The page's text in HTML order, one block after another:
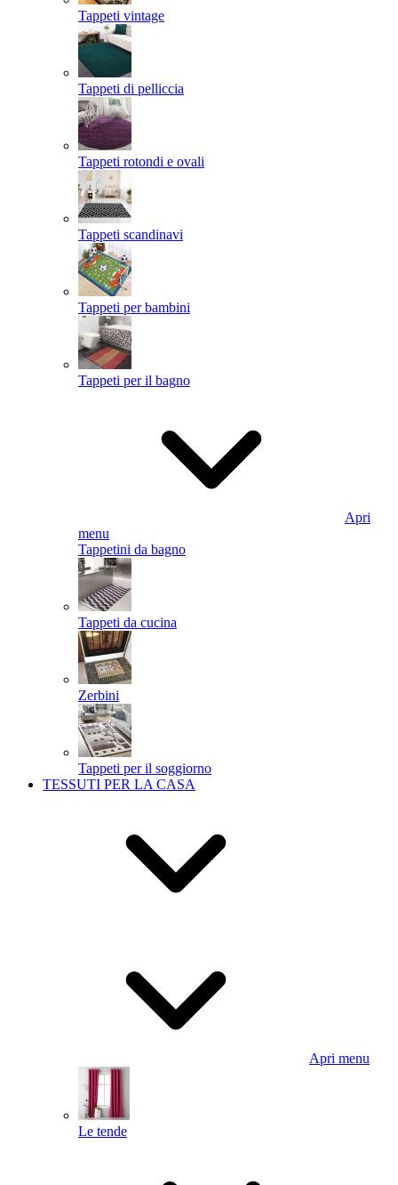
Tappeti vintage
Tappeti di pelliccia
Tappeti rotondi e ovali
Tappeti scandinavi
Tappeti per bambini
Tappeti per il bagno
Apri
menu
Tappetini da bagno
Tappeti da cucina
Zerbini
Tappeti per il soggiorno
TESSUTI PER LA CASA
Apri menu
Le tende